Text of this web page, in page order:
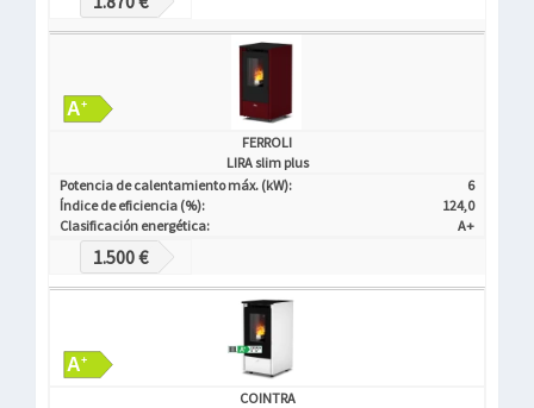
FERROLI
LIRA slim plus
Potencia de calentamiento máx. (kW):
6
Índice de eficiencia (%):
124,0
Clasificación energética:
A+
1.500 €
COINTRA